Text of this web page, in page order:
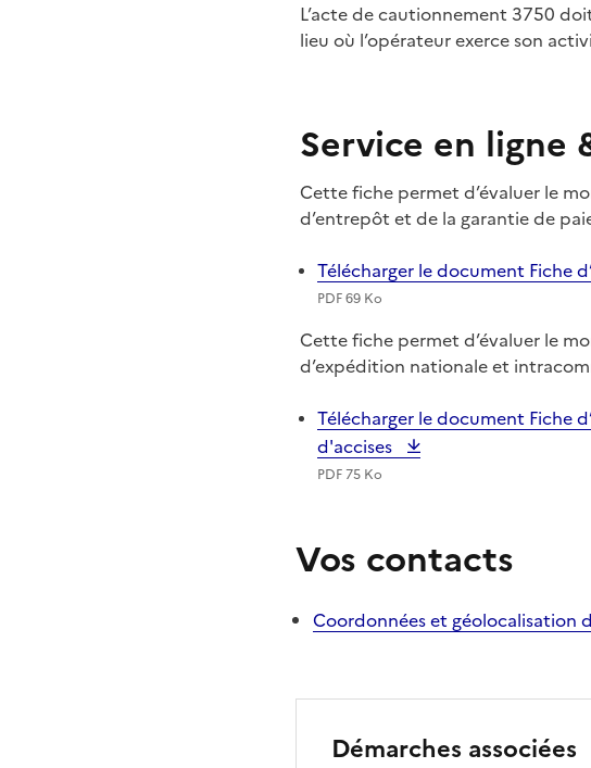
L’acte de cautionnement 3750
lieu où l’opérateur exerce son
Service en ligne
Cette fiche permet d’évaluer le
d’entrepôt et de la garantie de
Télécharger le document Fiche
PDF 69 Ko
Cette fiche permet d’évaluer le
d’expédition nationale et
Télécharger le document Fiche
d'accises
PDF 75 Ko
Vos contacts
Coordonnées et géolocalisation
Démarches associées